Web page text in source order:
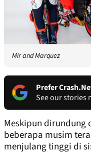
Mir and Marquez
Prefer
See our stories
Meskipun dirundung
beberapa musim
menjulang tinggi di